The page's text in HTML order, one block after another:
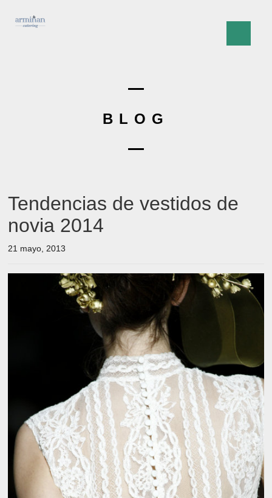
BLOG
Tendencias de vestidos de
novia 2014
21 mayo, 2013